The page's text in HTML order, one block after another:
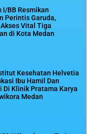
I/BB Resmikan
Perintis Garuda,
Vital Tiga
di Kota Medan
Kesehatan Helvetia
Ibu Hamil Dan
Di Klinik Pratama Karya
Medan